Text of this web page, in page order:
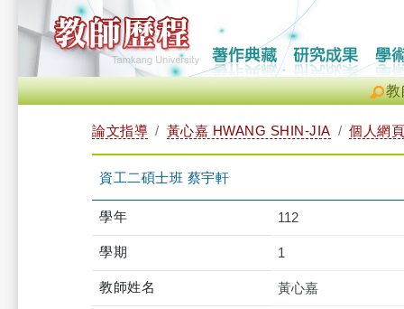
教
論文指導 黃心嘉 HWANG SHIN-JIA 個人網頁
資工二碩士班 蔡宇軒
學年 112
學期 1
教師姓名 黃心嘉